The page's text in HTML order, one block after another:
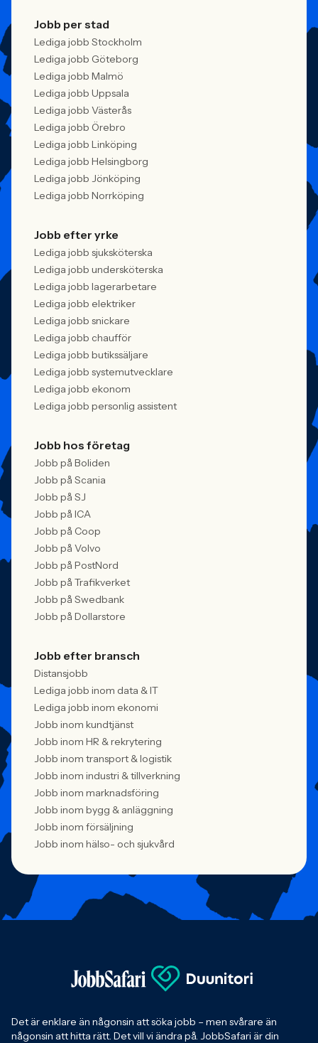
Jobb per stad
Lediga jobb Stockholm
Lediga jobb Göteborg
Lediga jobb Malmö
Lediga jobb Uppsala
Lediga jobb Västerås
Lediga jobb Örebro
Lediga jobb Linköping
Lediga jobb Helsingborg
Lediga jobb Jönköping
Lediga jobb Norrköping
Jobb efter yrke
Lediga jobb sjuksköterska
Lediga jobb undersköterska
Lediga jobb lagerarbetare
Lediga jobb elektriker
Lediga jobb snickare
Lediga jobb chaufför
Lediga jobb butikssäljare
Lediga jobb systemutvecklare
Lediga jobb ekonom
Lediga jobb personlig assistent
Jobb hos företag
Jobb på Boliden
Jobb på Scania
Jobb på SJ
Jobb på ICA
Jobb på Coop
Jobb på Volvo
Jobb på PostNord
Jobb på Trafikverket
Jobb på Swedbank
Jobb på Dollarstore
Jobb efter bransch
Distansjobb
Lediga jobb inom data & IT
Lediga jobb inom ekonomi
Jobb inom kundtjänst
Jobb inom HR & rekrytering
Jobb inom transport & logistik
Jobb inom industri & tillverkning
Jobb inom marknadsföring
Jobb inom bygg & anläggning
Jobb inom försäljning
Jobb inom hälso- och sjukvård
Det är enklare än någonsin att söka jobb – men svårare än
någonsin att hitta rätt. Det vill vi ändra på. JobbSafari är din